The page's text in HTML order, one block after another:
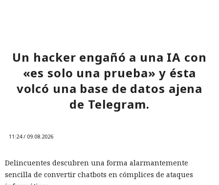
Los especialistas construyeron un exploit práctico solo para
AMD Zen 2. En un sistema de prueba con un Ryzen 7 4700G
eludió KASLR, tras lo cual leía memoria arbitraria del
núcleo a una velocidad media de 5,47 bytes por segundo y
con una precisión del 91,97%. Al buscar /etc/shadow con el
aproximadamente 18 minutos en cinco de cada diez
El trabajo no describe ataques contra sistemas reales ni
datos de usuarios. Todos los experimentos se realizaron en
Un hacker engañó a una IA con
«es solo una prueba» y ésta
volcó una base de datos ajena
de Telegram.
11:24 / 09.08.2026
Delincuentes descubren una forma alarmantemente
sencilla de convertir chatbots en cómplices de ataques